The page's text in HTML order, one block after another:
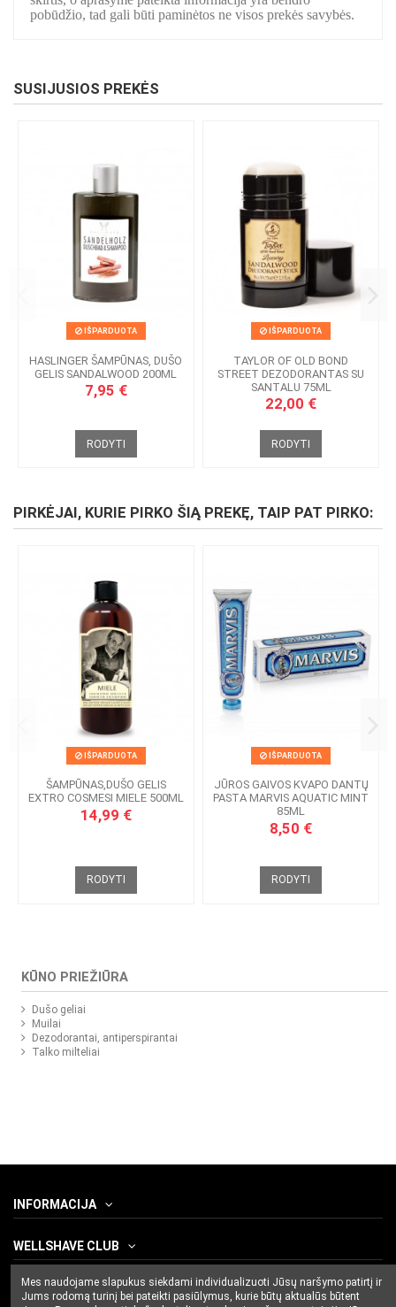
pobūdžio, tad gali būti paminėtos ne visos prekės savybės.
SUSIJUSIOS PREKĖS
IŠPARDUOTA
HASLINGER ŠAMPŪNAS, DUŠO
GELIS SANDALWOOD 200ML
7,95 €
RODYTI
IŠPARDUOTA
TAYLOR OF OLD BOND
STREET DEZODORANTAS SU
SANTALU 75ML
22,00 €
RODYTI
PIRKĖJAI, KURIE PIRKO ŠIĄ PREKĘ, TAIP PAT PIRKO:
IŠPARDUOTA
ŠAMPŪNAS,DUŠO GELIS
EXTRO COSMESI MIELE 500ML
14,99 €
RODYTI
IŠPARDUOTA
JŪROS GAIVOS KVAPO DANTŲ
PASTA MARVIS AQUATIC MINT
85ML
8,50 €
RODYTI
KŪNO PRIEŽIŪRA
Dušo geliai
Muilai
Dezodorantai, antiperspirantai
Talko milteliai
INFORMACIJA
WELLSHAVE CLUB
SUSISIEKITE SU MUMIS
Mes naudojame slapukus siekdami individualizuoti Jūsų naršymo patirtį ir
Jums rodomą turinį bei pateikti pasiūlymus, kurie būtų aktualūs būtent